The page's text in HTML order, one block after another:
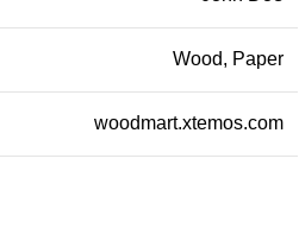
Wood, Paper
woodmart.xtemos.com